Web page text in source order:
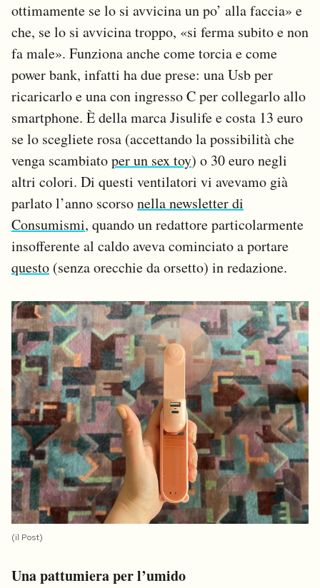
ottimamente se lo si avvicina un po’ alla faccia» e
che, se lo si avvicina troppo, «si ferma subito e non
fa male». Funziona anche come torcia e come
power bank, infatti ha due prese: una Usb per
ricaricarlo e una con ingresso C per collegarlo allo
smartphone. È della marca Jisulife e costa 13 euro
se lo scegliete rosa (accettando la possibilità che
venga scambiatoper un sex toy) o 30 euro negli
altri colori. Di questi ventilatori vi avevamo già
parlato l’anno scorsonella newsletter di
Consumismi, quando un redattore particolarmente
insofferente al caldo aveva cominciato a portare
questo (senza orecchie da orsetto) in redazione.
(il Post)
Una pattumiera per l’umido